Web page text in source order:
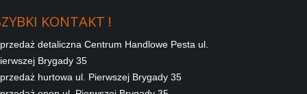
KONTAKT !
detaliczna Centrum Handlowe Pesta ul.
Brygady 35
hurtowa ul. Pierwszej Brygady 35